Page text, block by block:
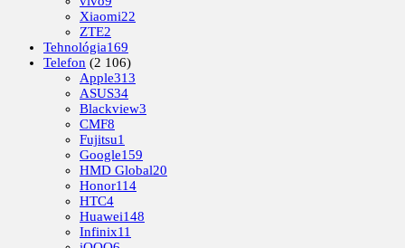
Xiaomi22
ZTE2
Tehnológia169
Telefon (2 106)
Apple313
ASUS34
Blackview3
CMF8
Fujitsu1
Google159
HMD Global20
Honor114
HTC4
Huawei148
Infinix11